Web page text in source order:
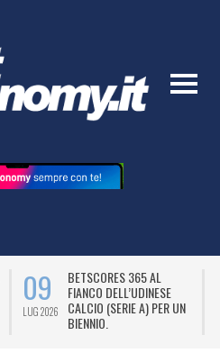
09
LUG 2026
BETSCORES 365 AL
FIANCO DELL’UDINESE
CALCIO (SERIE A) PER UN
BIENNIO.